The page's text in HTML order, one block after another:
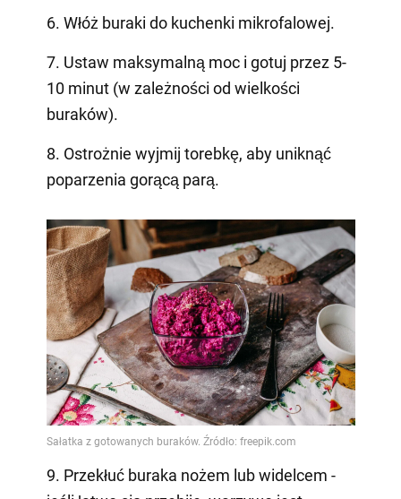
6. Włóż buraki do kuchenki mikrofalowej.
7. Ustaw maksymalną moc i gotuj przez 5-
10 minut (w zależności od wielkości
buraków).
8. Ostrożnie wyjmij torebkę, aby uniknąć
poparzenia gorącą parą.
9. Przekłuć buraka nożem lub widelcem -